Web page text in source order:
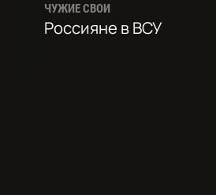
ЧУЖИЕ СВОИ
Россияне в ВСУ